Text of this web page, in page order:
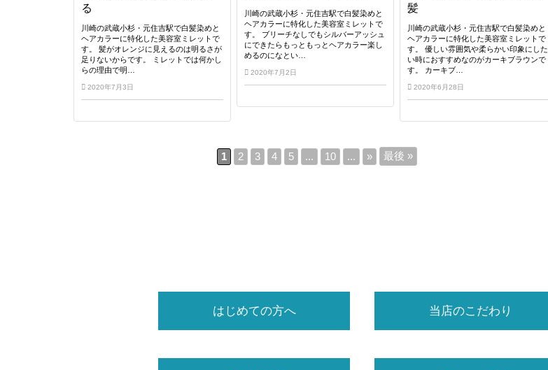
る
川崎の武蔵小杉・元住吉駅で白髪染めと
ヘアカラーに特化した美容室ミレットで
す。 髪がオレンジに見えるのは明るさが
足りないからです。 ミレットでは何かし
らの理由で明…
2020年7月3日
川崎の武蔵小杉・元住吉駅で白髪染めと
ヘアカラーに特化した美容室ミレットで
す。 ブリーチなしでもシルバーアッシュ
にできたらもっともっとヘアカラー楽し
めるのになとい…
2020年7月2日
髪
川崎の武蔵小杉・元住吉駅で白髪染めと
ヘアカラーに特化した美容室ミレットで
す。 優しい雰囲気や柔らかい印象にした
い時におすすめなのがカーキブラウンで
す。 カーキブ…
2020年6月28日
1 2 3 4 5 ... 10 ... » 最後 »
はじめての方へ 当店のこだわり